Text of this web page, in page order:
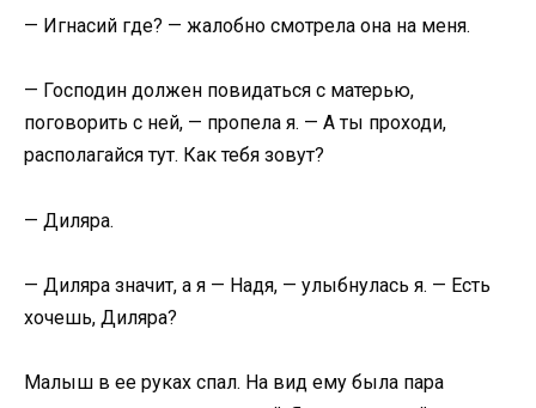
— Игнасий где? — жалобно смотрела она на меня.
— Господин должен повидаться с матерью,
поговорить с ней, — пропела я. — А ты проходи,
располагайся тут. Как тебя зовут?
— Диляра.
— Диляра значит, а я — Надя, — улыбнулась я. — Есть
хочешь, Диляра?
Малыш в ее руках спал. На вид ему была пара